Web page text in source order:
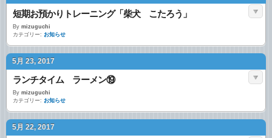
短期お預かりトレーニング「柴犬 こたろう」
By mizuguchi
カテゴリー: お知らせ
5月 23, 2017
ランチタイム ラーメン⑲
By mizuguchi
カテゴリー: お知らせ
5月 22, 2017